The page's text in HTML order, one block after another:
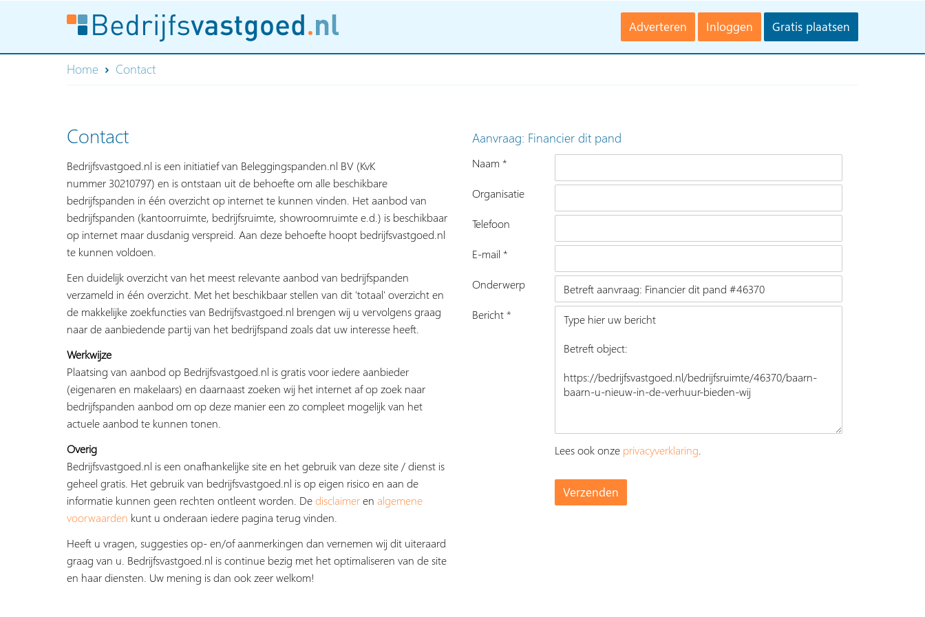
Adverteren Inloggen Gratis plaatsen
Home Contact
Contact
Bedrijfsvastgoed.nl is een initiatief van Beleggingspanden.nl BV (KvK
nummer 30210797) en is ontstaan uit de behoefte om alle beschikbare
bedrijfspanden in één overzicht op internet te kunnen vinden. Het aanbod van
bedrijfspanden (kantoorruimte, bedrijfsruimte, showroomruimte e.d.) is beschikbaar
op internet maar dusdanig verspreid. Aan deze behoefte hoopt bedrijfsvastgoed.nl
te kunnen voldoen.
Een duidelijk overzicht van het meest relevante aanbod van bedrijfspanden
verzameld in één overzicht. Met het beschikbaar stellen van dit 'totaal' overzicht en
de makkelijke zoekfuncties van Bedrijfsvastgoed.nl brengen wij u vervolgens graag
naar de aanbiedende partij van het bedrijfspand zoals dat uw interesse heeft.
Werkwijze
Plaatsing van aanbod op Bedrijfsvastgoed.nl is gratis voor iedere aanbieder
(eigenaren en makelaars) en daarnaast zoeken wij het internet af op zoek naar
bedrijfspanden aanbod om op deze manier een zo compleet mogelijk van het
actuele aanbod te kunnen tonen.
Overig
Bedrijfsvastgoed.nl is een onafhankelijke site en het gebruik van deze site / dienst is
geheel gratis. Het gebruik van bedrijfsvastgoed.nl is op eigen risico en aan de
informatie kunnen geen rechten ontleent worden. Dedisclaimeren algemene
voorwaarden kunt u onderaan iedere pagina terug vinden.
Heeft u vragen, suggesties op- en/of aanmerkingen dan vernemen wij dit uiteraard
graag van u. Bedrijfsvastgoed.nl is continue bezig met het optimaliseren van de site
en haar diensten. Uw mening is dan ook zeer welkom!
Aanvraag: Financier dit pand
Naam *
Organisatie
Telefoon
E-mail *
Onderwerp
Bericht *
Lees ook onze privacyverklaring